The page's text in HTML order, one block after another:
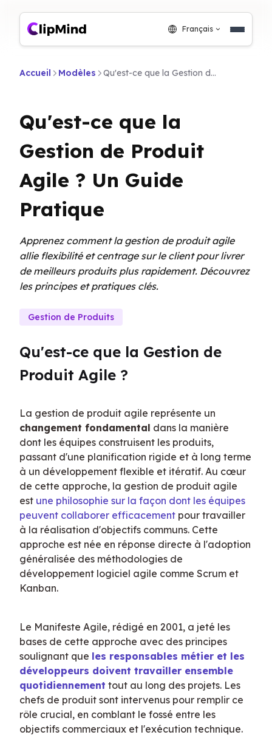
Français
Accueil Modèles Qu'est-ce que la Gestion de Produit Agile ? Un Guide Pratique
Qu'est-ce que la
Gestion de Produit
Agile ? Un Guide
Pratique
Apprenez comment la gestion de produit agile
allie flexibilité et centrage sur le client pour livrer
de meilleurs produits plus rapidement. Découvrez
les principes et pratiques clés.
Gestion de Produits
Qu'est-ce que la Gestion de
Produit Agile ?
changement fondamental dans la manière
dont les équipes construisent les produits,
passant d'une planification rigide et à long terme
à un développement flexible et itératif. Au cœur
de cette approche, la gestion de produit agile
est une philosophie sur la façon dont les équipes
peuvent collaborer efficacement pour travailler
à la réalisation d'objectifs communs. Cette
approche est née en réponse directe à l'adoption
généralisée des méthodologies de
développement logiciel agile comme Scrum et
Kanban.
Le Manifeste Agile, rédigé en 2001, a jeté les
bases de cette approche avec des principes
soulignant que les responsables métier et les
développeurs doivent travailler ensemble
quotidiennement tout au long des projets. Les
chefs de produit sont intervenus pour remplir ce
rôle crucial, en comblant le fossé entre les
objectifs commerciaux et l'exécution technique.